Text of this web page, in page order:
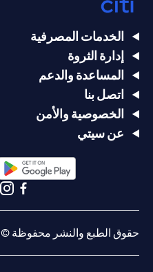
الخدمات المصرفية
إدارة الثروة
المساعدة والدعم
اتصل بنا
الخصوصية والأمن
عن سيتي
حقوق الطبع والنشر محفوظة ©2026 سيتي جروب انك.